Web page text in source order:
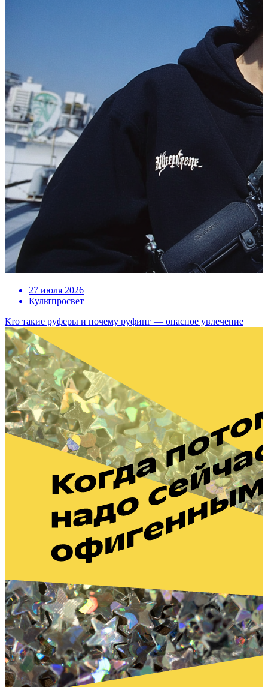
27 июля 2026
Культпросвет
Кто такие руферы и почему руфинг — опасное увлечение